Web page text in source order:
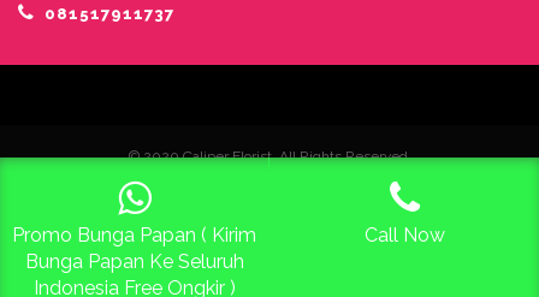
081517911737
© 2020 Caliper Florist. All Rights Reserved.
Promo Bunga Papan ( Kirim
Bunga Papan Ke Seluruh
Indonesia Free Ongkir )
Call Now
Free Konsultasi 24 Jam